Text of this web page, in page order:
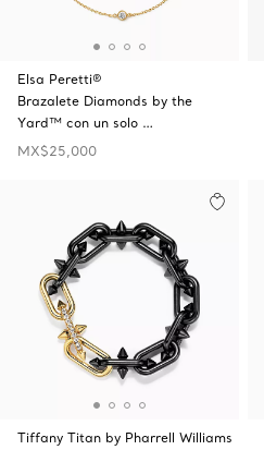
Elsa Peretti®
Brazalete Diamonds by the
Yard™ con un solo …
MX$25,000
Tiffany Titan by Pharrell Williams